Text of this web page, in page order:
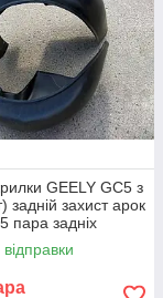
GEELY GC5 з
задній захист арок
пара задніх